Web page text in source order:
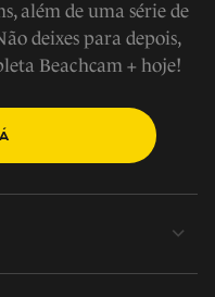
além de uma série de
deixes para depois,
Beachcam + hoje!